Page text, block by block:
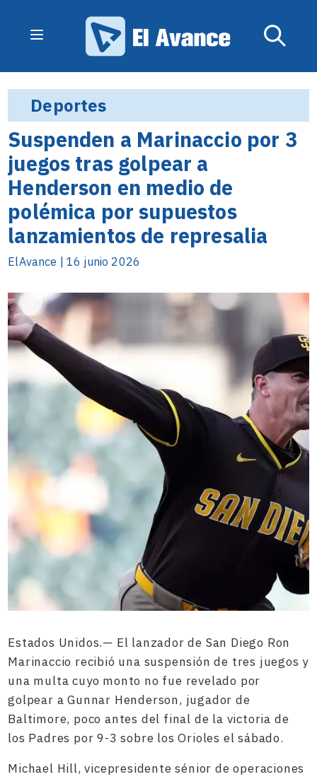
Deportes
Suspenden a Marinaccio por 3
juegos tras golpear a
Henderson en medio de
polémica por supuestos
lanzamientos de represalia
ElAvance | 16 junio 2026
Estados Unidos.— El lanzador de San Diego Ron
Marinaccio recibió una suspensión de tres juegos y
una multa cuyo monto no fue revelado por
golpear a Gunnar Henderson, jugador de
Baltimore, poco antes del final de la victoria de
los Padres por 9-3 sobre los Orioles el sábado.
Michael Hill, vicepresidente sénior de operaciones